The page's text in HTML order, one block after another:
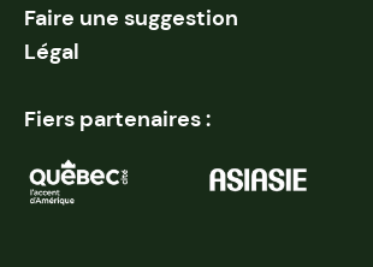
Faire une suggestion
Légal
Fiers partenaires :